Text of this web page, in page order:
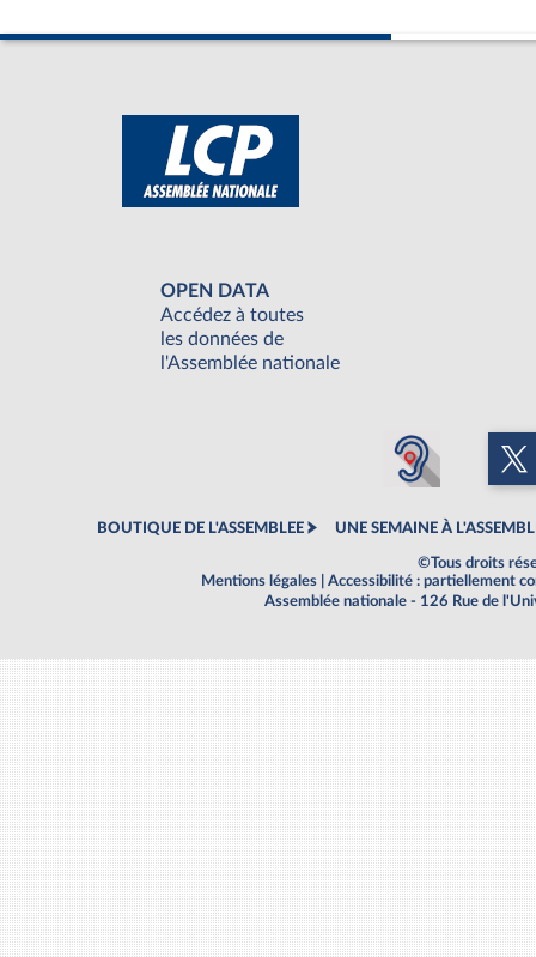
OPEN DATA
Accédez à toutes
les données de
l'Assemblée nationale
BOUTIQUE DE L'ASSEMBLEE UNE SEMAINE À
©Tous droits
Mentions légales
Accessibilité : partiellement
Assemblée nationale - 126 Rue de